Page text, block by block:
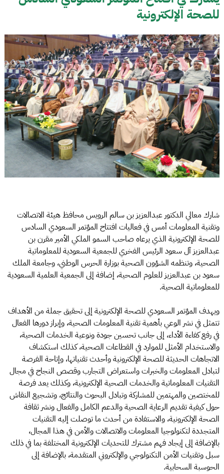
للصحة الإلكترونية
شارك معالي الدكتور عبدالعزيز بن سالم الرويس محافظ هيئة الاتصالات
وتقنية المعلومات أمس في فعاليات افتتاح المؤتمر السعودي السادس
للصحة الإلكترونية الذي يرعاه صاحب السمو الملكي الأمير مقرن بن
عبدالعزيز آل سعود الرئيس الفخري للجمعية السعودية للمعلوماتية
الصحية، وتنظمه الشؤون الصحية بوزارة الحرس الوطني، وجامعة الملك
سعود بن عبدالعزيز للعلوم الصحية، إضافة إلى الجمعية العلمية السعودية
للمعلوماتية الصحية.
ويهدف المؤتمر السعودي للصحة الإلكترونية إلى تحقيق جملة من الأهداف
تتمثل في نشر الوعي بأهمية تقنية المعلومات الصحية، وإبراز دورها الفعال
في رفع كفاءة الأداء، إلى جانب تحسين جودة ونوعية الخدمات الصحية،
والاستخدام الأمثل للموارد في القطاعات الصحية، كذلك استكشاف
الاتجاهات الحديثة للصحة الإلكترونية وأحدث تقنياتها، وإتاحة الفرصة
لتبادل المعلومات والخبرات واستعراض التجارب وقصص النجاح في مجال
التقنيات المعلوماتية والخدمات الصحية الإلكترونية، وكذلك يعد فرصة
للمختصين والمهتمين للمشاركة وتبادل البحوث والنتائج، وتشجيع النقاش
حول كيفية تقديم الرعاية الصحية والدعم الكامل والفعال ونشر ثقافة
الصحة الإلكترونية، والاستفادة من أحدث ما توصلت إليه التقنيات
المتجددة لتكنولوجيا المعلومات والاتصالات والأمن في هذا المجال،
بالإضافة إلى إيجاد فهم مشترك للتحديات الإلكترونية المختلفة بما في ذلك
سبل وتقنيات الأمن التكنولوجي والإلكتروني المتقدمة، بالإضافة إلى
الحوسبة السحابية.